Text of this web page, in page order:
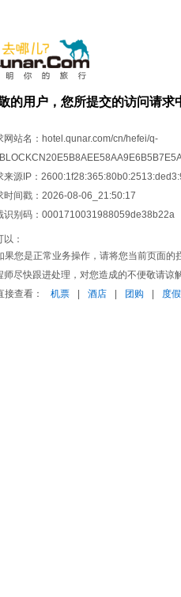
的用户，您所提交的访问请求
网站名： hotel.qunar.com/cn/hefei/q-
来源IP：
时间戳： 2026-08-06_21:50:17
识别码： 0001710031988059de38b22a
以：
果您是正常业务操作，请将您当前页面
师尽快跟进处理，对您造成的不便敬请谅
接查看：
机票 酒店 团购 度假